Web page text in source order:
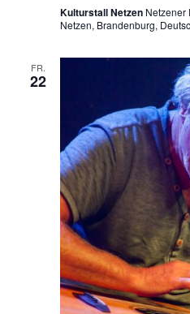
Kulturstall Netzen Netzener
Netzen, Brandenburg,
FR.
22